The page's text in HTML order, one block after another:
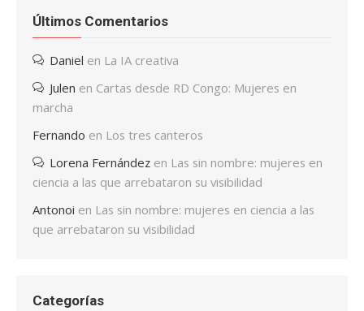
Últimos Comentarios
Daniel en La IA creativa
Julen en Cartas desde RD Congo: Mujeres en
marcha
Fernando en Los tres canteros
Lorena Fernández en Las sin nombre: mujeres en
ciencia a las que arrebataron su visibilidad
Antonoi en Las sin nombre: mujeres en ciencia a las
que arrebataron su visibilidad
Categorías